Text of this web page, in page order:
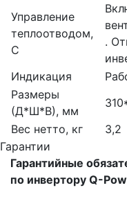
Управление
теплоотводом,
С
.
Индикация
Размеры
(Д*Ш*В), мм
Вес нетто, кг
3,2
Гарантии
Гарантийные
по инвертору Q-